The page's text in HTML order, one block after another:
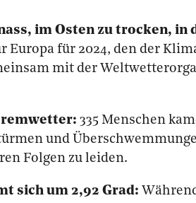
im Osten zu trocken, in
Europa für 2024, den der
mit der
335 Menschen
und
Folgen zu leiden.
sich um 2,92 Grad: